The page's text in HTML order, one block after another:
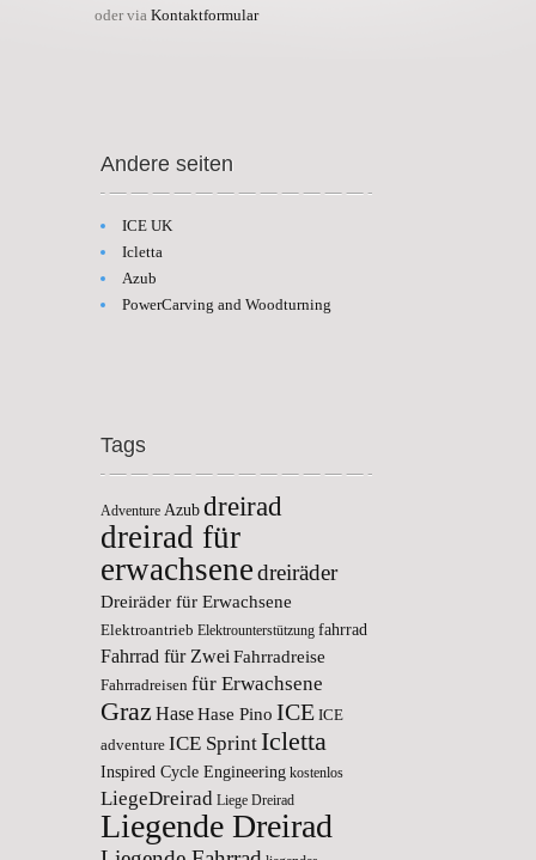
oder via Kontaktformular
Andere seiten
ICE UK
Icletta
Azub
PowerCarving and Woodturning
Tags
Adventure Azubdreirad
dreirad für
erwachsenedreiräder
Dreiräder für Erwachsene
Elektroantrieb Elektrounterstützung fahrrad
Fahrrad für Zwei Fahrradreise
Fahrradreisen für Erwachsene
Graz HaseHase Pino ICE ICE
adventure ICE SprintIcletta
Inspired Cycle Engineering kostenlos
LiegeDreirad Liege Dreirad
Liegende Dreirad